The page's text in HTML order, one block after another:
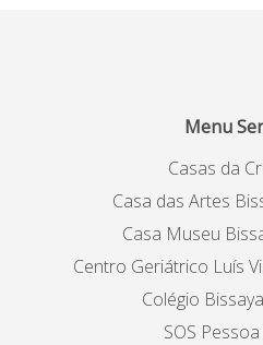
Menu
Casas da
Casa das Artes
Casa Museu
Centro Geriátrico Luís
Colégio
SOS